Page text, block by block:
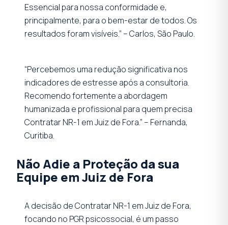
Essencial para nossa conformidade e,
principalmente, para o bem-estar de todos. Os
resultados foram visíveis.” – Carlos, São Paulo.
“Percebemos uma redução significativa nos
indicadores de estresse após a consultoria.
Recomendo fortemente a abordagem
humanizada e profissional para quem precisa
Contratar NR-1 em Juiz de Fora.” – Fernanda,
Curitiba.
Não Adie a Proteção da sua
Equipe em Juiz de Fora
A decisão de Contratar NR-1 em Juiz de Fora,
focando no PGR psicossocial, é um passo